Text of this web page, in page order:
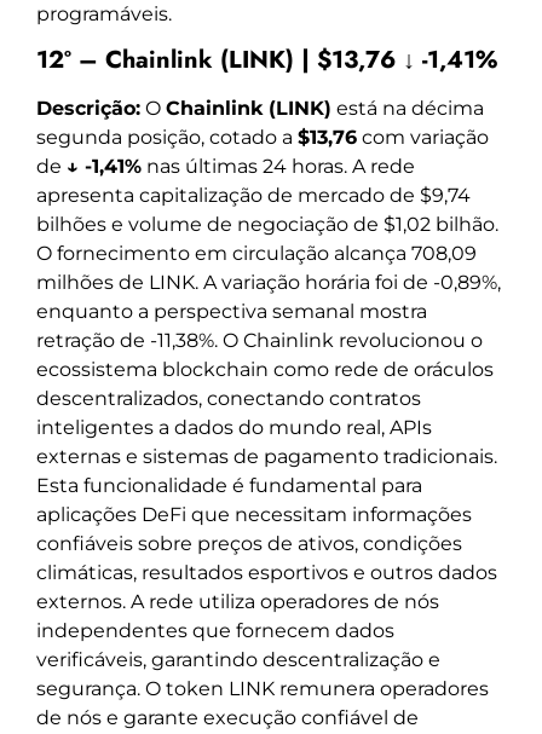
programáveis.
12º – Chainlink (LINK) | $13,76 ↓ -1,41%
Descrição: O Chainlink (LINK) está na décima
segunda posição, cotado a $13,76 com variação
de ↓ -1,41% nas últimas 24 horas. A rede
apresenta capitalização de mercado de $9,74
bilhões e volume de negociação de $1,02 bilhão.
O fornecimento em circulação alcança 708,09
milhões de LINK. A variação horária foi de -0,89%,
enquanto a perspectiva semanal mostra
retração de -11,38%. O Chainlink revolucionou o
ecossistema blockchain como rede de oráculos
descentralizados, conectando contratos
inteligentes a dados do mundo real, APIs
externas e sistemas de pagamento tradicionais.
Esta funcionalidade é fundamental para
aplicações DeFi que necessitam informações
confiáveis sobre preços de ativos, condições
climáticas, resultados esportivos e outros dados
externos. A rede utiliza operadores de nós
independentes que fornecem dados
verificáveis, garantindo descentralização e
segurança. O token LINK remunera operadores
de nós e garante execução confiável de